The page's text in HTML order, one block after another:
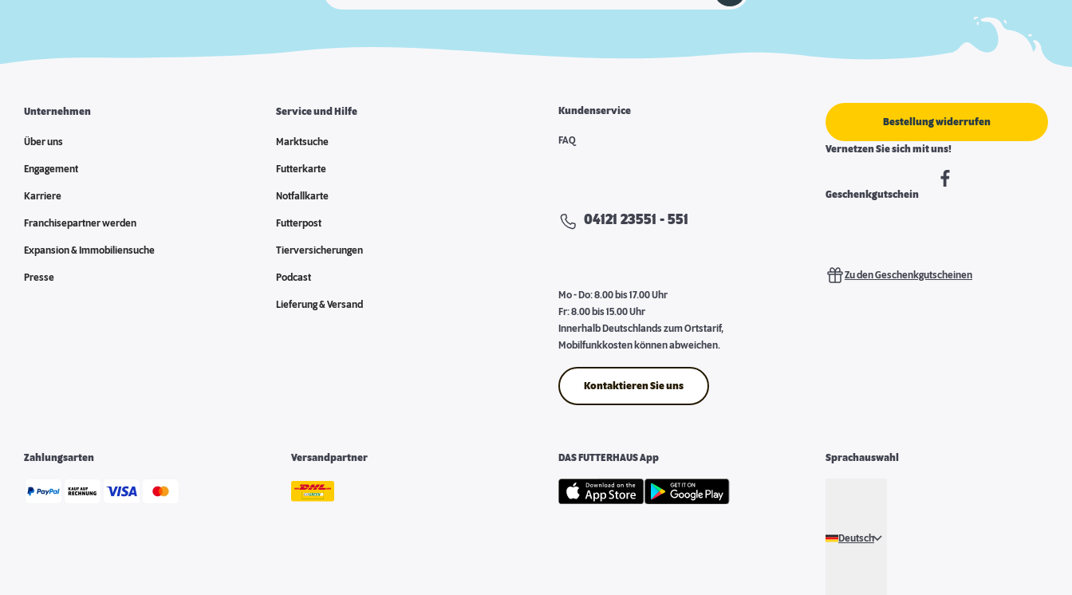
Unternehmen
Über uns
Engagement
Karriere
Franchisepartner werden
Expansion & Immobiliensuche
Presse
Service und Hilfe
Marktsuche
Futterkarte
Notfallkarte
Futterpost
Tierversicherungen
Podcast
Lieferung & Versand
Kundenservice
FAQ
04121 23551 - 551
Mo - Do: 8.00 bis 17.00 Uhr
Fr: 8.00 bis 15.00 Uhr
Innerhalb Deutschlands zum Ortstarif,
Mobilfunkkosten können abweichen.
Kontaktieren Sie uns
Bestellung widerrufen
Vernetzen Sie sich mit uns!
Geschenkgutschein
Zu den Geschenkgutscheinen
Zahlungsarten Versandpartner DAS FUTTERHAUS App Sprachauswahl
Deutsch